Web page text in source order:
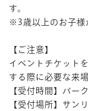
す。
※3歳以上のお子様
【ご注意】
イベントチケット
する際に必要な来
【受付時間】パー
【受付場所】サン